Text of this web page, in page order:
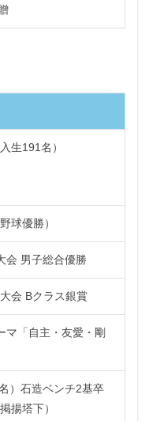
生191名）
球優勝）
会 男子総合優勝
会 Bクラス銀賞
マ「自主・友愛・剛
）石造ベンチ2基卒
揚塔下）